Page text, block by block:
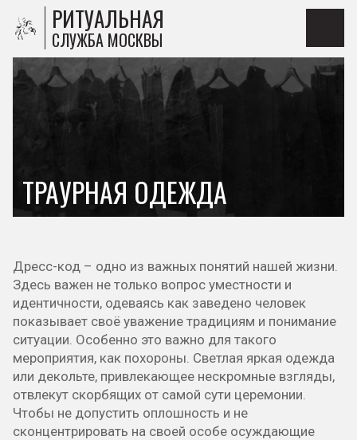
РИТУАЛЬНАЯ
СЛУЖБА МОСКВЫ
ТРАУРНАЯ ОДЕЖДА
Дресс-код – одно из важных понятий нашей жизни.
Здесь важен не только вопрос уместности и
идентичности, одеваясь как заведено человек
показывает своё уважение традициям и понимание
ситуации. Особенно это важно для такого
мероприятия, как похороны. Светлая яркая одежда
или декольте, привлекающее нескромные взгляды,
отвлекут скорбящих от самой сути церемонии.
Чтобы не допустить оплошность и не
сконцентрировать на своей особе осуждающие